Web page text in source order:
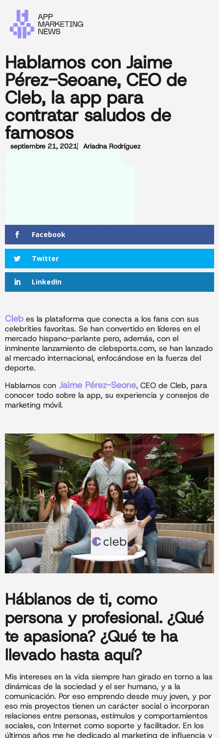
Hablamos con Jaime
Pérez-Seoane, CEO de
Cleb, la app para
contratar saludos de
famosos
septiembre 21, 2021 Ariadna Rodríguez
Facebook
Twitter
LinkedIn
Cleb es la plataforma que conecta a los fans con sus
celebrities favoritas. Se han convertido en líderes en el
mercado hispano-parlante pero, además, con el
inminente lanzamiento de clebsports.com, se han lanzado
al mercado internacional, enfocándose en la fuerza del
deporte.
Hablamos con Jaime Pérez-Seone, CEO de Cleb, para
conocer todo sobre la app, su experiencia y consejos de
marketing móvil.
Háblanos de ti, como
persona y profesional. ¿Qué
te apasiona? ¿Qué te ha
llevado hasta aquí?
Mis intereses en la vida siempre han girado en torno a las
dinámicas de la sociedad y el ser humano, y a la
comunicación. Por eso emprendo desde muy joven, y por
eso mis proyectos tienen un carácter social o incorporan
relaciones entre personas, estímulos y comportamientos
sociales, con Internet como soporte y facilitador. En los
últimos años me he dedicado al marketing de influencia y